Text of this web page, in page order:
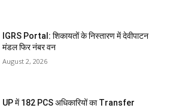
IGRS Portal: शिकायतों के निस्तारण में देवीपाटन
मंडल फिर नंबर वन
August 2, 2026
UP में 182 PCS अधिकारियों का Transfer